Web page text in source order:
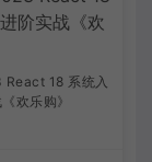
18 系统入
欢乐购》